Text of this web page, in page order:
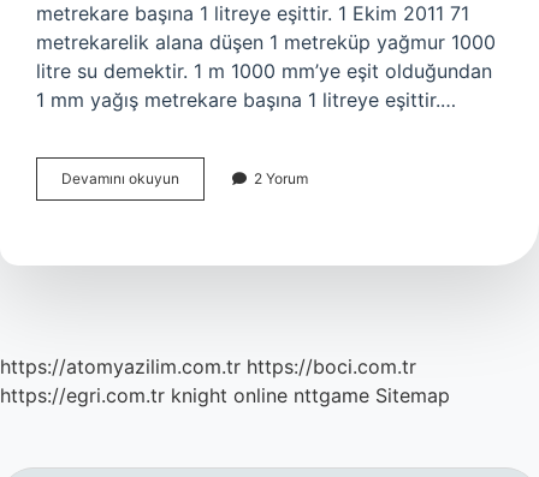
metrekare başına 1 litreye eşittir. 1 Ekim 2011 71
metrekarelik alana düşen 1 metreküp yağmur 1000
litre su demektir. 1 m 1000 mm’ye eşit olduğundan
1 mm yağış metrekare başına 1 litreye eşittir.…
Devamını okuyun
Miktarı
2 Yorum
https://atomyazilim.com.tr https://boci.com.tr
https://egri.com.tr knight online nttgame Sitemap